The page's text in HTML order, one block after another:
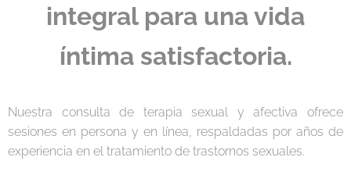
integral para una vida
íntima satisfactoria.
Nuestra consulta de terapia sexual y afectiva ofrece
sesiones en persona y en línea, respaldadas por años de
experiencia en el tratamiento de trastornos sexuales.